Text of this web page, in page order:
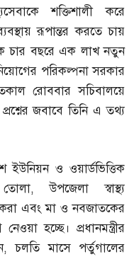
শক্তিশালী করে
রূপান্তর করতে চায়
চার বছরে এক লাখ নতুন
পরিকল্পনা সরকার
রোববার সচিবালয়ে
জবাবে তিনি এ তথ্য
ইউনিয়ন ও ওয়ার্ডভিত্তিক
,উপজেলা স্বাস্থ্য
করা এবং মা ও নবজাতকের
হচ্ছে। প্রধানমন্ত্রীর
,চলতি মাসে পর্তুগালের